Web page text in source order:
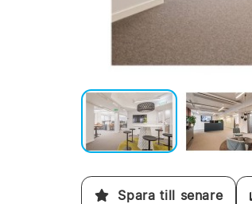
Spara till senare